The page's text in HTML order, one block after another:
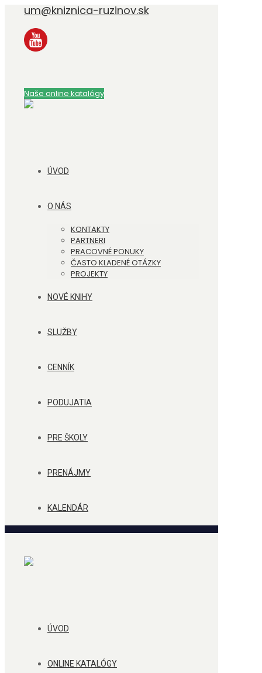
um@kniznica-ruzinov.sk
Naše online katalógy
ÚVOD
O NÁS
KONTAKTY
PARTNERI
PRACOVNÉ PONUKY
ČASTO KLADENÉ OTÁZKY
PROJEKTY
NOVÉ KNIHY
SLUŽBY
CENNÍK
PODUJATIA
PRE ŠKOLY
PRENÁJMY
KALENDÁR
ÚVOD
ONLINE KATALÓGY